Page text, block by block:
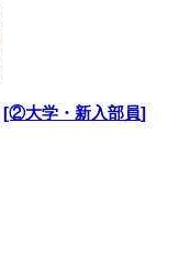
[②大学・新入部員]